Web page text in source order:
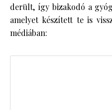
derült, így bizakodó a
amelyet készített te is
médiában: